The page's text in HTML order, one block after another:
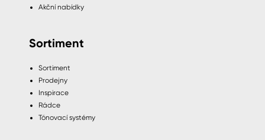
Akční nabídky
Sortiment
Sortiment
Prodejny
Inspirace
Rádce
Tónovací systémy